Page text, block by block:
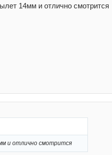
14мм и отлично смотрится
и отлично смотрится